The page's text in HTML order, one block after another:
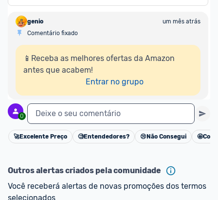
genio
um mês atrás
Comentário fixado
📱Receba as melhores ofertas da Amazon
antes que acabem!
Entrar no grupo
0 Deixe o seu comentário
Cancelar
🚀Excelente Preço 🧐Entendedores? 😢 Não Consegui 🤩
Outros alertas criados pela comunidade
Você receberá alertas de novas promoções dos termos
selecionados